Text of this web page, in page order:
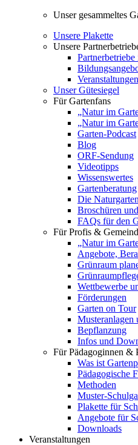
Unser gesammeltes
Unsere Plakette
Unsere
Unser Gütesiegel
Für Gartenfans
„Natur im
„Natur im
Garten-Podcast
Blog
ORF-Sendung
Videotipps
Wissenswertes
Gartenberatung
Die
Broschüren
FAQs für den
Für Profis &
„Natur im
Angebote,
Grünraum
Wettbewerbe
Förderungen
Garten on Tour
Musteranlagen
Bepflanzung
Infos und
Für Pädagoginnen &
Was ist
Pädagogische
Methoden
Muster-
Plakette für
Angebote für
Downloads
Veranstaltungen